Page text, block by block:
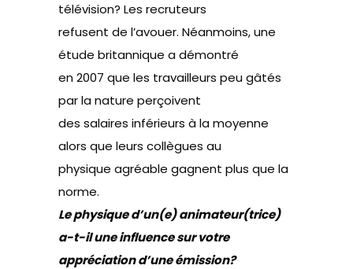
télévision? Les recruteurs
refusent de l’avouer. Néanmoins, une
étude britannique a démontré
en 2007 que les travailleurs peu gâtés
par la nature perçoivent
des salaires inférieurs à la moyenne
alors que leurs collègues au
physique agréable gagnent plus que la
norme.
Le physique d’un(e) animateur(trice)
a-t-il une influence sur votre
appréciation d’une émission?